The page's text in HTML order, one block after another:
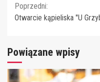
Continue
Poprzedni:
Otwarcie kąpieliska "U
Powiązane wpisy